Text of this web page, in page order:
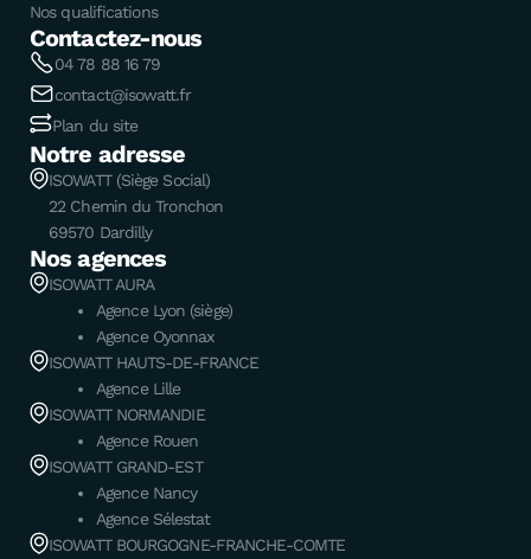
Nos qualifications
Contactez-nous
04 78 88 16 79
contact@isowatt.fr
Plan du site
Notre adresse
ISOWATT (Siège Social)
22 Chemin du Tronchon
69570 Dardilly
Nos agences
ISOWATT AURA
Agence Lyon (siège)
Agence Oyonnax
ISOWATT HAUTS-DE-FRANCE
Agence Lille
ISOWATT NORMANDIE
Agence Rouen
ISOWATT GRAND-EST
Agence Nancy
Agence Sélestat
ISOWATT BOURGOGNE-FRANCHE-COMTE